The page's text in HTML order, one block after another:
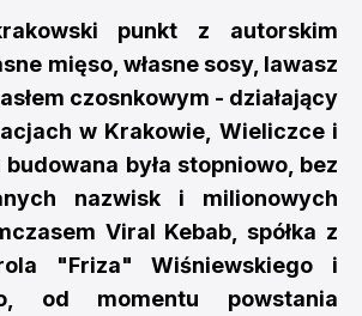
punkt z autorskim
mięso, własne sosy, lawasz
czosnkowym - działający
w Krakowie, Wieliczce i
była stopniowo, bez
nazwisk i milionowych
Viral Kebab, spółka z
"Friza" Wiśniewskiego i
od momentu powstania